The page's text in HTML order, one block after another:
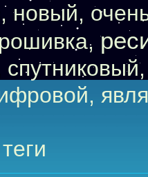
, новый,
,
спутниковый
,